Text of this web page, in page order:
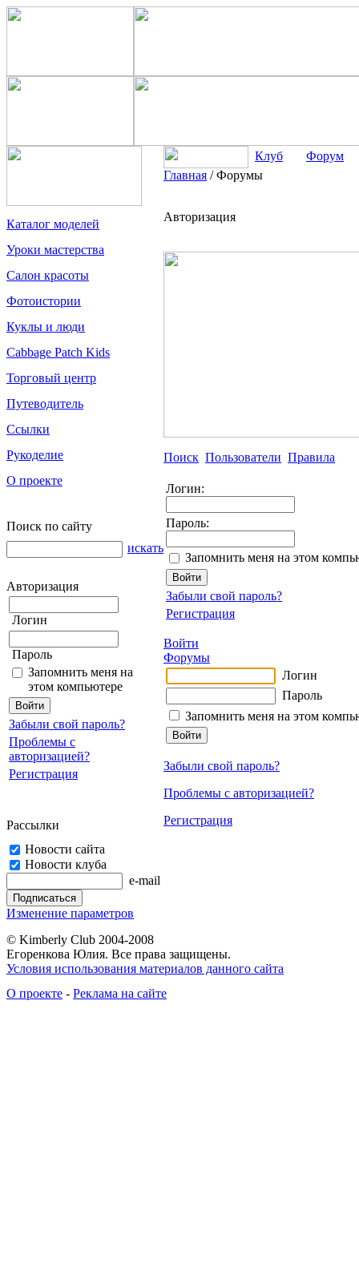
Каталог моделей
Уроки мастерства
Салон красоты
Фотоистории
Куклы и люди
Cabbage Patch Kids
Торговый центр
Путеводитель
Ссылки
Рукоделие
О проекте
Поиск по сайту
искать
Авторизация
Логин
Пароль
Запомнить меня на
этом компьютере
Забыли свой пароль?
Проблемы с
авторизацией?
Регистрация
Рассылки
Новости сайта
Новости клуба
e-mail
Изменение параметров
Клуб
Форум
Главная /Форумы
Авторизация
Поиск Пользователи Правила
Логин:
Пароль:
Запомнить меня на этом
Забыли свой пароль?
Регистрация
Войти
Форумы
Логин
Пароль
Запомнить меня на этом
Забыли свой пароль?
Проблемы с авторизацией?
Регистрация
© Kimberly Club 2004-2008
Егоренкова Юлия. Все права защищены.
Условия использования материалов данного сайта
О проекте - Реклама на сайте